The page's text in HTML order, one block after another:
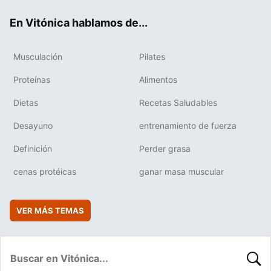
En Vitónica hablamos de...
Musculación Pilates
Proteínas Alimentos
Dietas Recetas Saludables
Desayuno entrenamiento de fuerza
Definición Perder grasa
cenas protéicas ganar masa muscular
VER MÁS TEMAS